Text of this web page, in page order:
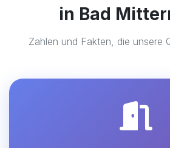
in Bad
Zahlen und Fakten, die unsere